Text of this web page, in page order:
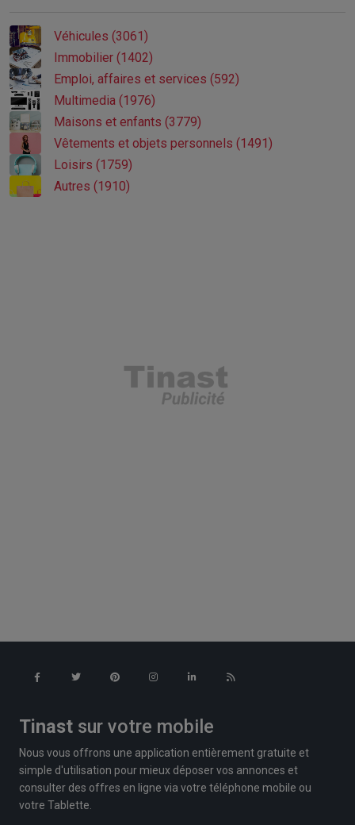
Véhicules (3061)
Immobilier (1402)
Emploi, affaires et services (592)
Multimedia (1976)
Maisons et enfants (3779)
Vêtements et objets personnels (1491)
Loisirs (1759)
Autres (1910)
Tinast sur votre mobile
Nous vous offrons une application entièrement gratuite et
simple d'utilisation pour mieux déposer vos annonces et
consulter des offres en ligne via votre téléphone mobile ou
votre Tablette.